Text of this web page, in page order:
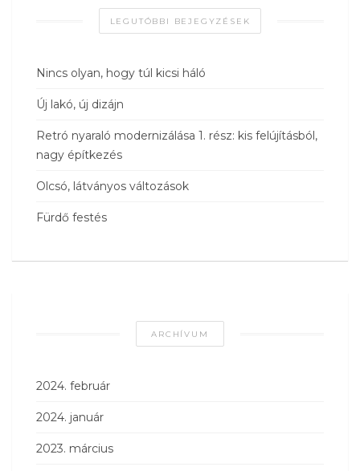
LEGUTÓBBI BEJEGYZÉSEK
Nincs olyan, hogy túl kicsi háló
Új lakó, új dizájn
Retró nyaraló modernizálása 1. rész: kis felújításból,
nagy építkezés
Olcsó, látványos változások
Fürdő festés
ARCHÍVUM
2024. február
2024. január
2023. március